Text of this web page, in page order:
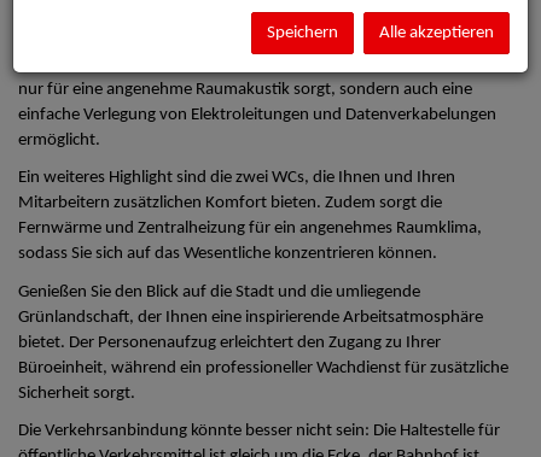
nur für eine angenehme Raumakustik sorgt, sondern auch eine
einfache Verlegung von Elektroleitungen und Datenverkabelungen
ermöglicht.
Ein weiteres Highlight sind die zwei WCs, die Ihnen und Ihren
Mitarbeitern zusätzlichen Komfort bieten. Zudem sorgt die
Fernwärme und Zentralheizung für ein angenehmes Raumklima,
sodass Sie sich auf das Wesentliche konzentrieren können.
Genießen Sie den Blick auf die Stadt und die umliegende
Grünlandschaft, der Ihnen eine inspirierende Arbeitsatmosphäre
bietet. Der Personenaufzug erleichtert den Zugang zu Ihrer
Büroeinheit, während ein professioneller Wachdienst für zusätzliche
Sicherheit sorgt.
Die Verkehrsanbindung könnte besser nicht sein: Die Haltestelle für
Speichern Alle akzeptieren